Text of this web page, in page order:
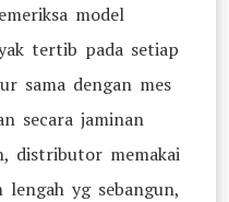
model
tertib pada setiap
sama dengan mes
secara jaminan
distributor memakai
lengah yg sebangun,